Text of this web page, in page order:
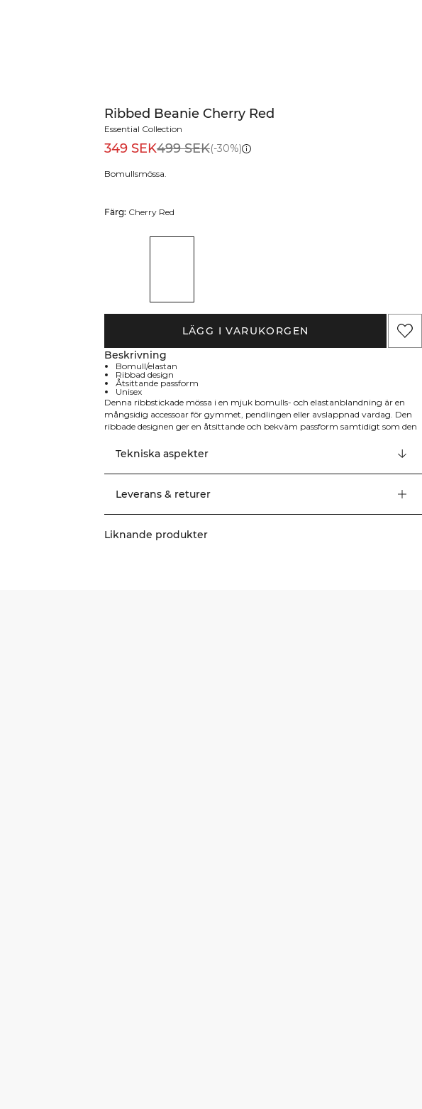
Ribbed Beanie Cherry Red
Essential Collection
349 SEK499 SEK(-30%)
Bomullsmössa.
Färg: Cherry Red
LÄGG I VARUKORGEN
Beskrivning
Bomull/elastan
Ribbad design
Åtsittande passform
Unisex
Denna ribbstickade mössa i en mjuk bomulls- och elastanblandning är en
mångsidig accessoar för gymmet, pendlingen eller avslappnad vardag. Den
ribbade designen ger en åtsittande och bekväm passform samtidigt som den
Tekniska aspekter
Leverans & returer
Liknande produkter